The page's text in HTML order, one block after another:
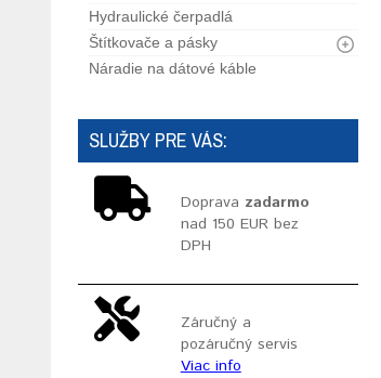
Hydraulické čerpadlá
Štítkovače a pásky
Náradie na dátové káble
SLUŽBY PRE VÁS:
Doprava zadarmo
nad 150 EUR bez
DPH
Záručný a
pozáručný servis
Viac info